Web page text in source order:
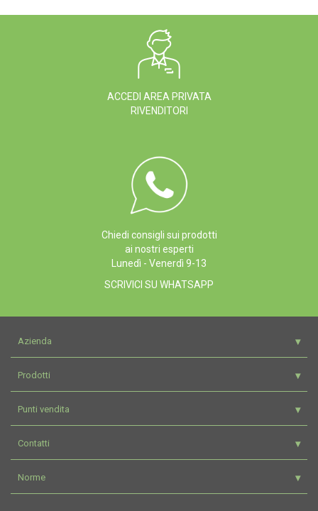
ACCEDI AREA PRIVATA
RIVENDITORI
Chiedi consigli sui prodotti
ai nostri esperti
Lunedì - Venerdì 9-13
SCRIVICI SU WHATSAPP
Azienda
Prodotti
Punti vendita
Contatti
Norme